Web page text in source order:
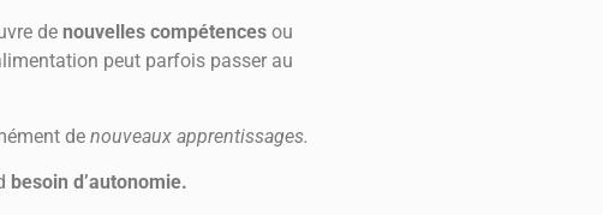
de nouvelles compétences ou
peut parfois passer au
de nouveaux apprentissages.
besoin d’autonomie.